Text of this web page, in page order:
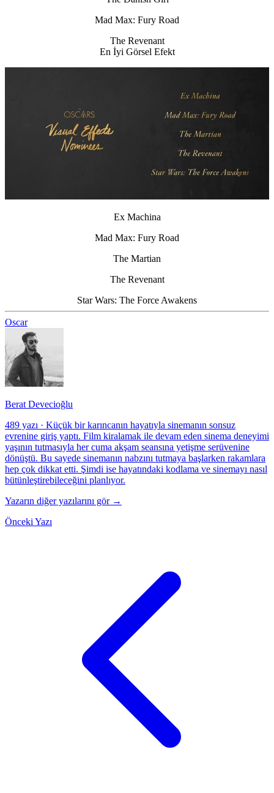
Mad Max: Fury Road
The Revenant
En İyi Görsel Efekt
Ex Machina
Mad Max: Fury Road
The Martian
The Revenant
Star Wars: The Force Awakens
Oscar
Berat Devecioğlu
489 yazı · Küçük bir karıncanın hayatıyla sinemanın sonsuz
evrenine giriş yaptı. Film kiralamak ile devam eden sinema deneyimi
yaşının tutmasıyla her cuma akşam seansına yetişme serüvenine
dönüştü. Bu sayede sinemanın nabzını tutmaya başlarken rakamlara
hep çok dikkat etti. Şimdi ise hayatındaki kodlama ve sinemayı nasıl
bütünleştirebileceğini planlıyor.
Yazarın diğer yazılarını gör →
Önceki Yazı